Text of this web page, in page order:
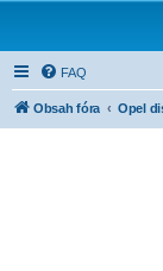
FAQ
Obsah fóra